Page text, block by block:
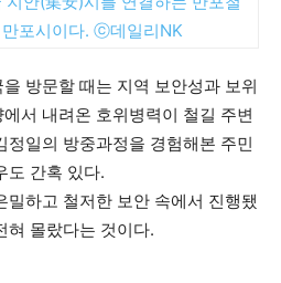
만포시이다. ⓒ데일리NK
방문할 때는 지역 보안성과 보위
서 내려온 호위병력이 철길 주변
일의 방중과정을 경험해본 주민
도 간혹 있다.
밀하고 철저한 보안 속에서 진행됐
혀 몰랐다는 것이다.